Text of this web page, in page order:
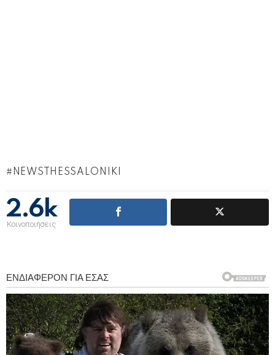
NEWSTHESSALONIKI
2.6k
Κοινοποιήσεις